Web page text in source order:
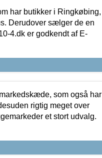
har butikker i Ringkøbing,
Derudover sælger de en
4.dk er godkendt af E-
som også har
rigtig meget over
et stort udvalg.